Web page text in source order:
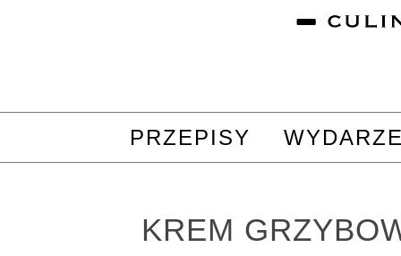
PRZEPISY
KREM